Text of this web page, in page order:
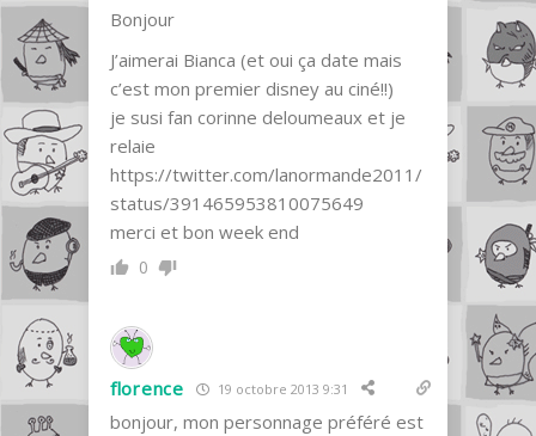
Bonjour
J’aimerai Bianca (et oui ça date mais
c’est mon premier disney au ciné!!)
je susi fan corinne deloumeaux et je
relaie
https://twitter.com/lanormande2011/
status/391465953810075649
merci et bon week end
0
florence 19 octobre 2013 9:31
bonjour, mon personnage préféré est